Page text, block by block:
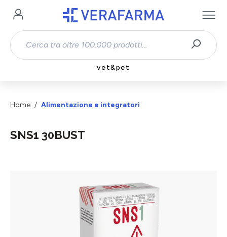
Passa al contenuto principale
vet&pet
Home Alimentazione e integratori
SNS1 30BUST